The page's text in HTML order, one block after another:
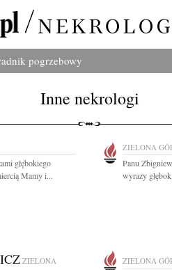
pogrzebowy
Inne nekrologi
głębokiego
Mamy i...
ZIELONA
Panu
wyrazy
ZIELONA
ZIELONA